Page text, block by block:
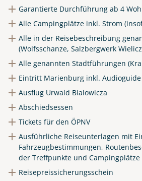
Garantierte Durchführung ab 4
Alle Campingplätze inkl. Strom
Alle in der Reisebeschreibung
(Wolfsschanze, Salzbergwerk
Alle genannten Stadtführungen
Eintritt Marienburg inkl. Audioguide
Ausflug Urwald Bialowicza
Abschiedsessen
Tickets für den ÖPNV
Ausführliche Reiseunterlagen mit
Fahrzeugbestimmungen,
der Treffpunkte und Campingplätze
Reisepreissicherungsschein